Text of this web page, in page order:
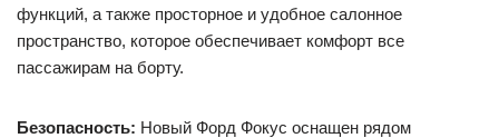
функций, а также просторное и удобное салонное
пространство, которое обеспечивает комфорт все
пассажирам на борту.
Безопасность: Новый Форд Фокус оснащен рядом